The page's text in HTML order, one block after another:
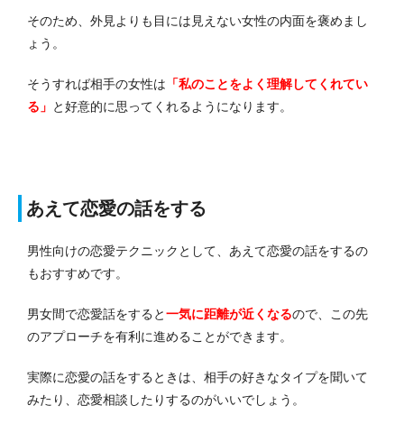
そのため、外見よりも目には見えない女性の内面を褒めまし
ょう。
そうすれば相手の女性は 「私のことをよく理解してくれてい
る」 と好意的に思ってくれるようになります。
あえて恋愛の話をする
男性向けの恋愛テクニックとして、あえて恋愛の話をするの
もおすすめです。
男女間で恋愛話をすると一気に距離が近くなるので、この先
のアプローチを有利に進めることができます。
実際に恋愛の話をするときは、相手の好きなタイプを聞いて
みたり、恋愛相談したりするのがいいでしょう。